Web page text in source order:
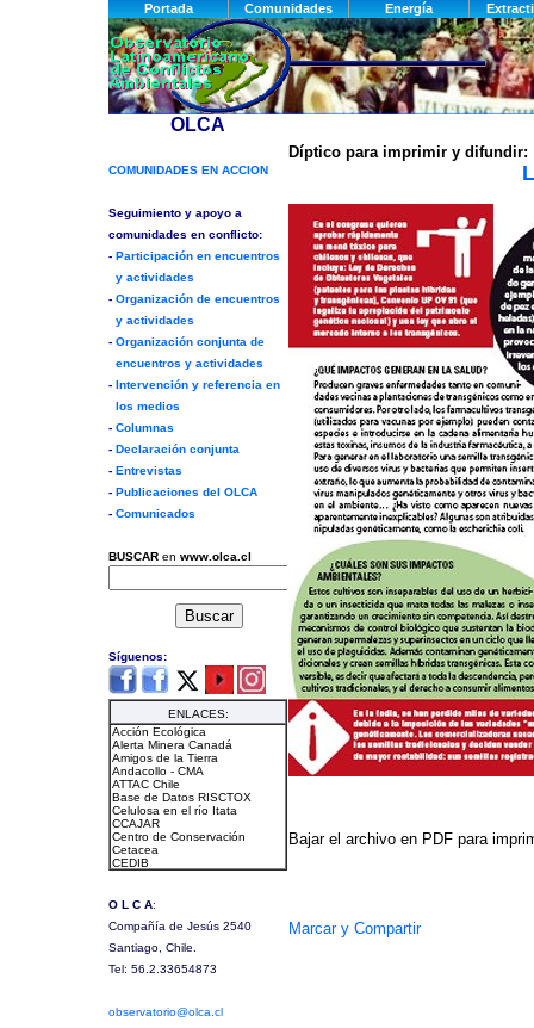
Díptico para imprimir y difundir:
Bajar el archivo en PDF para